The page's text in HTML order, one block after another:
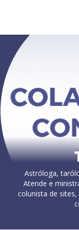
Astróloga,
Atende e
colunista de